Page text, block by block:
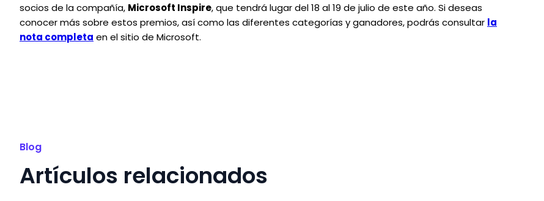
socios de la compañía, Microsoft Inspire, que tendrá lugar del 18 al 19 de julio de este año. Si deseas
conocer más sobre estos premios, así como las diferentes categorías y ganadores, podrás consultar la
nota completa en el sitio de Microsoft.
Blog
Artículos relacionados